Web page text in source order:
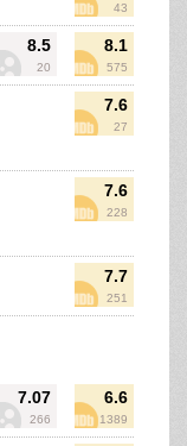
43
8.5
20
8.1
575
7.6
27
7.6
228
7.7
251
7.07
266
6.6
1389